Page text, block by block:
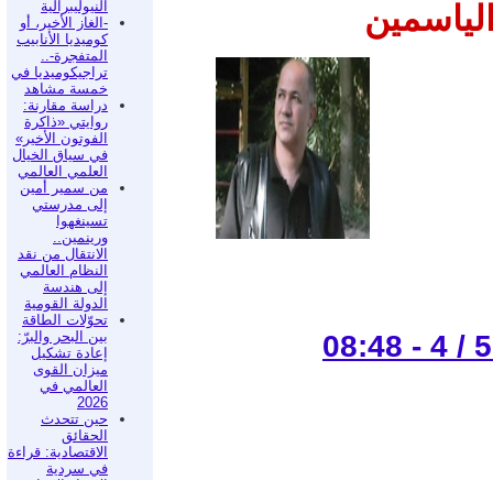
النيوليبرالية
-الغاز الأخير، أو
كوميديا الأنابيب
المتفجرة-..
تراجيكوميديا في
خمسة مشاهد
دراسة مقارنة:
روايتي «ذاكرة
الفوتون الأخير»
في سياق الخيال
العلمي العالمي
من سمير أمين
إلى مدرستي
تسينغهوا
ورينمين..
الانتقال من نقد
النظام العالمي
إلى هندسة
الدولة القومية
تحوّلات الطاقة
بين البحر والبرّ:
إعادة تشكيل
ميزان القوى
العالمي في
2026
حين تتحدث
الحقائق
الاقتصادية: قراءة
في سردية